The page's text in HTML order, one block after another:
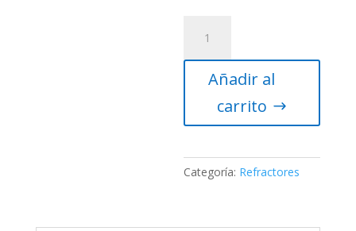
Vixen
Mobile
Porta
cantidad
Añadir al
carrito
Categoría: Refractores